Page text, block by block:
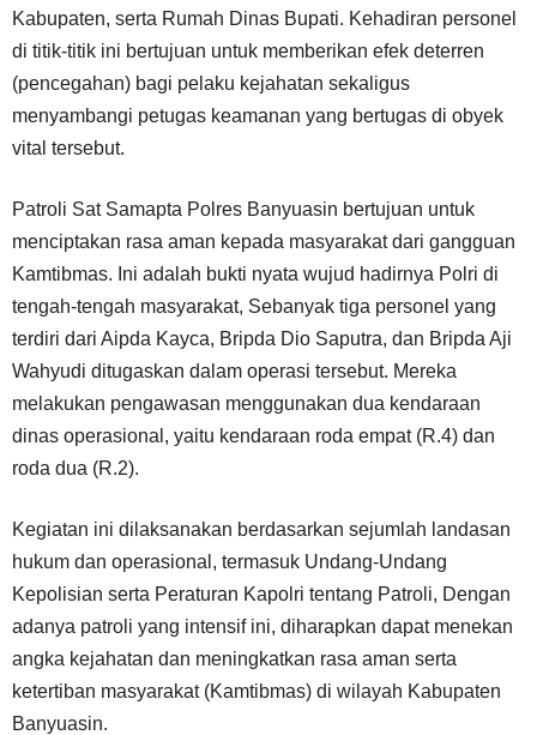
Kabupaten, serta Rumah Dinas Bupati. Kehadiran personel
di titik-titik ini bertujuan untuk memberikan efek deterren
(pencegahan) bagi pelaku kejahatan sekaligus
menyambangi petugas keamanan yang bertugas di obyek
vital tersebut.
Patroli Sat Samapta Polres Banyuasin bertujuan untuk
menciptakan rasa aman kepada masyarakat dari gangguan
Kamtibmas. Ini adalah bukti nyata wujud hadirnya Polri di
tengah-tengah masyarakat, Sebanyak tiga personel yang
terdiri dari Aipda Kayca, Bripda Dio Saputra, dan Bripda Aji
Wahyudi ditugaskan dalam operasi tersebut. Mereka
melakukan pengawasan menggunakan dua kendaraan
dinas operasional, yaitu kendaraan roda empat (R.4) dan
roda dua (R.2).
Kegiatan ini dilaksanakan berdasarkan sejumlah landasan
hukum dan operasional, termasuk Undang-Undang
Kepolisian serta Peraturan Kapolri tentang Patroli, Dengan
adanya patroli yang intensif ini, diharapkan dapat menekan
angka kejahatan dan meningkatkan rasa aman serta
ketertiban masyarakat (Kamtibmas) di wilayah Kabupaten
Banyuasin.